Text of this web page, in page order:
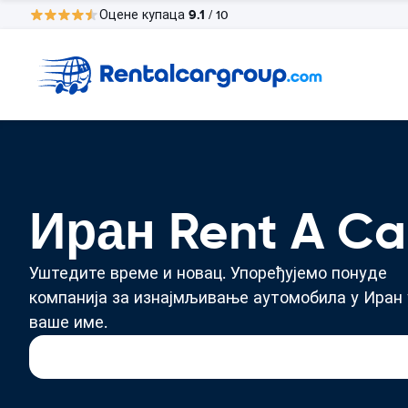
Оцене купаца 9.1 / 10
Иран Rent A
Уштедите време и новац. Упоређујемо понуде
компанија за изнајмљивање аутомобила у Иран
ваше име.